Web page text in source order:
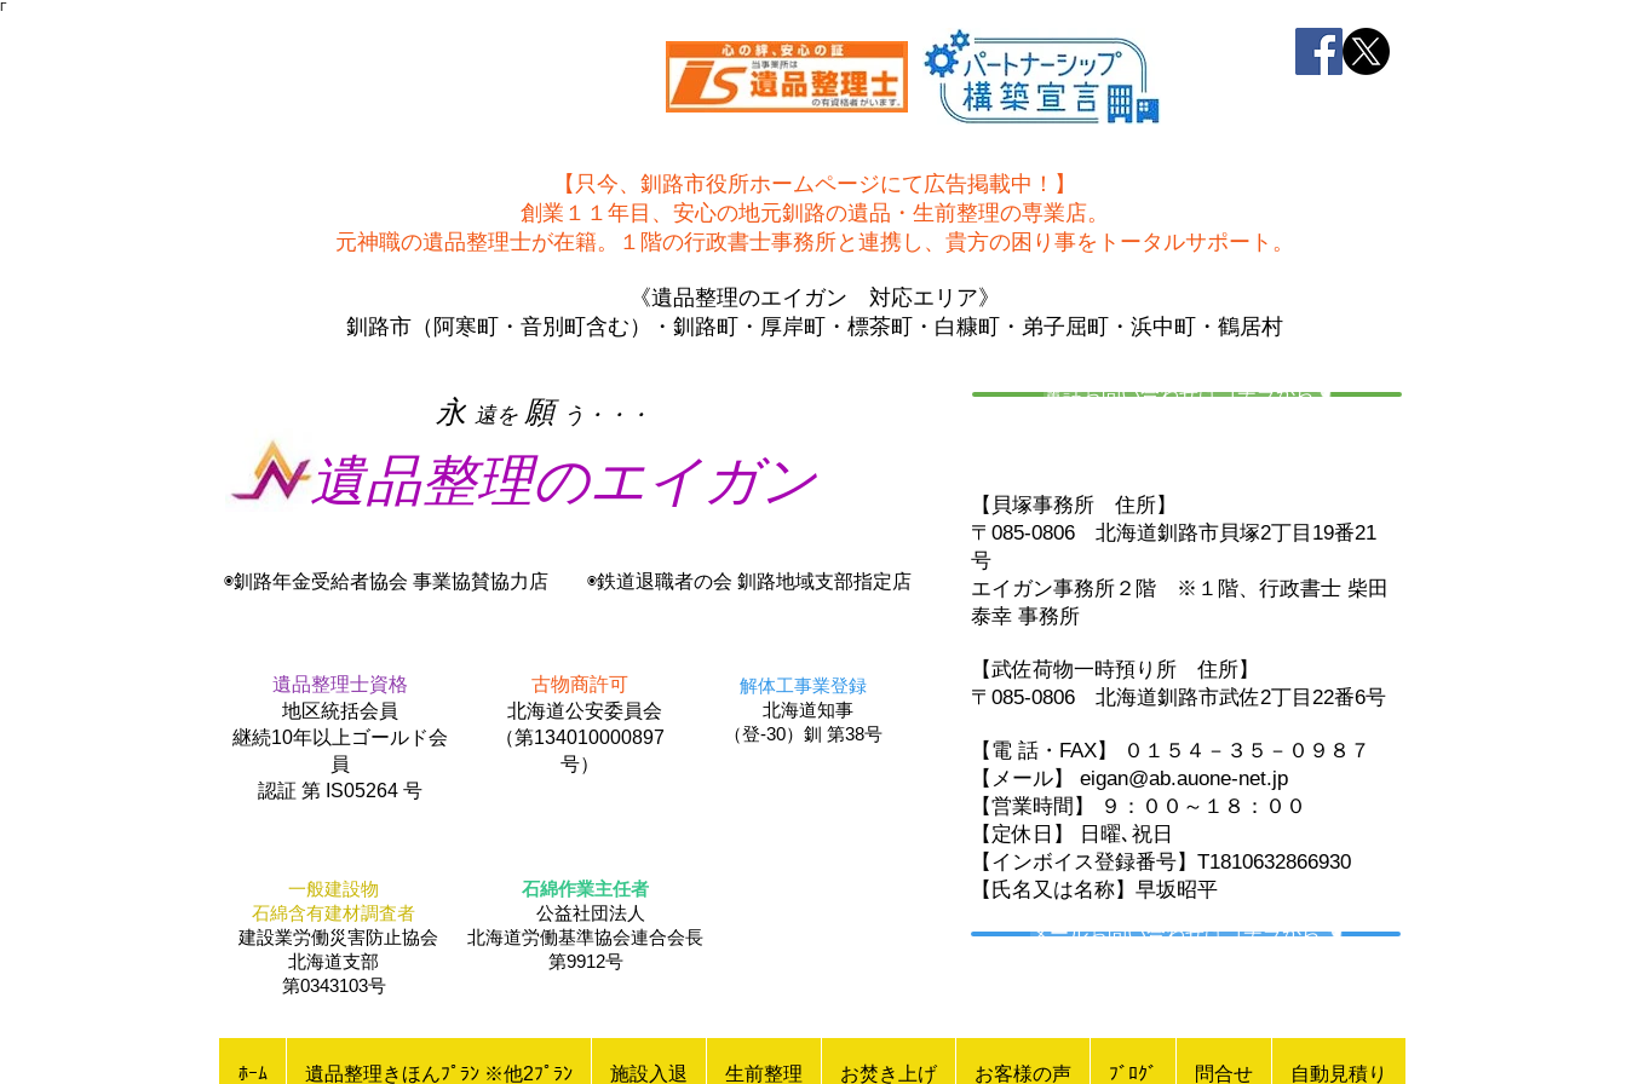
Γ
【只今、釧路市役所ホームページにて広告掲載中！】
創業１１年目、安心の地元釧路の遺品・生前整理の専業店。
​元神職の遺品整理士が在籍。１階の行政書士事務所と連携し、貴方の困り事をトータルサポート。
《遺品整理のエイガン 対応エリア》
釧路市（阿寒町・音別町含む）・釧路町・厚岸町・標茶町・白糠町・弟子屈町・浜中町・鶴居村
​永 遠を 願 う・・・
遺品整理のエイガン
◉釧路年金受給者協会 事業協賛協力店 ◉鉄道退職者の会 釧路地域支部指定店
遺品整理士資格
地区統括会員
​継続10年以上ゴールド会
員
認証 第 IS05264 号
古物商許可
北海道公安委員会
（第134010000897
号）
解体工事業登録
北海道知事
（登-30）釧 第38号
一般建設物
石綿含有建材調査者
建設業労働災害防止協会
北海道支部
第0343103号
石綿作業主任者
公益社団法人
​北海道労働基準協会連合会長
第9912号
電話お問い合わせはコチラから☚
【貝塚事務所 住所】
〒085-0806 北海道釧路市貝塚2丁目19番21
号
エイガン事務所２階
※１階、 行政書士 柴田
泰幸 事務所
【武佐荷物一時預り所 住所】
〒085-0806 北海道釧路市武佐2丁目22番6号
【電 話・FAX】 ０１５４－３５－０９８７
【メール】 eigan@ab.auone-net.jp
【営業時間】 ９：００～１８：００
【定休日】 日曜､祝日
【インボイス登録番号】T1810632866930
【氏名又は名称】早坂昭平
メールお問い合わせはコチラから ☚
ﾎｰﾑ 遺品整理きほんﾌﾟﾗﾝ ※他2ﾌﾟﾗﾝ 施設入退 生前整理 お焚き上げ お客様の声 ﾌﾞﾛｸﾞ 問合せ 自動見積り